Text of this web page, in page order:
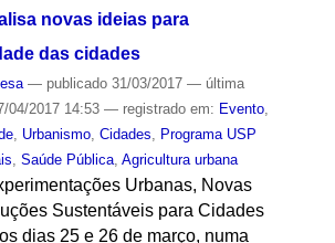
novas ideias para
das cidades
— publicado31/03/2017 — última
04/2017 14:53 — registrado em: Evento,
, Urbanismo, Cidades, Programa USP
, Saúde Pública, Agricultura urbana
Urbanas, Novas
Sustentáveis para Cidades
dias 25 e 26 de março, numa